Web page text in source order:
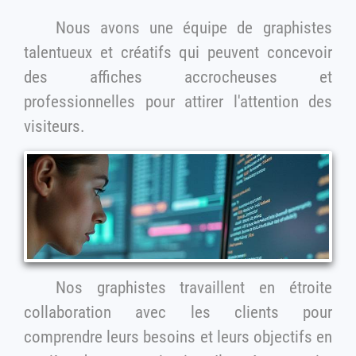
Nous avons une équipe de graphistes
talentueux et créatifs qui peuvent concevoir
des affiches accrocheuses et
professionnelles pour attirer l'attention des
visiteurs.
Nos graphistes travaillent en étroite
collaboration avec les clients pour
comprendre leurs besoins et leurs objectifs en